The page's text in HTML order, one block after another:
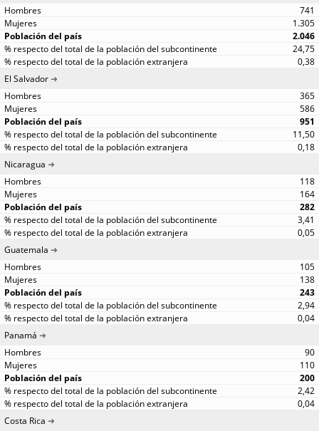
741
1.305
2.046
24,75
0,38
El Salvador
365
586
951
11,50
0,18
Nicaragua
118
164
282
3,41
0,05
Guatemala
105
138
243
2,94
0,04
Panamá
90
110
200
2,42
0,04
Costa Rica